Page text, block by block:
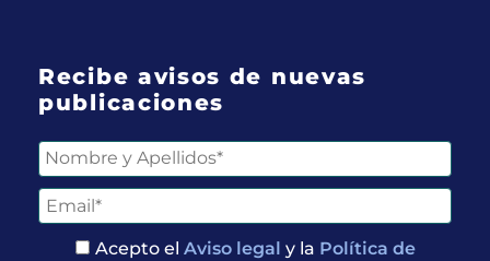
Recibe avisos de nuevas
publicaciones
Acepto el Aviso legal y la Política de